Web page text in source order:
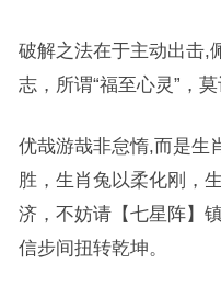
破解之法在于主动出击,
志，所谓“福至心灵”，
优哉游哉非怠惰,而是生
胜，生肖兔以柔化刚，
济，不妨请【七星阵】
信步间扭转乾坤。